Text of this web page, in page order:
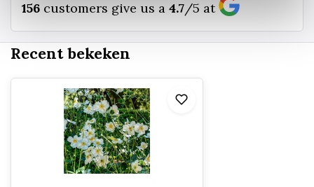
156 customers give us a 4.7/5 at
Recent bekeken